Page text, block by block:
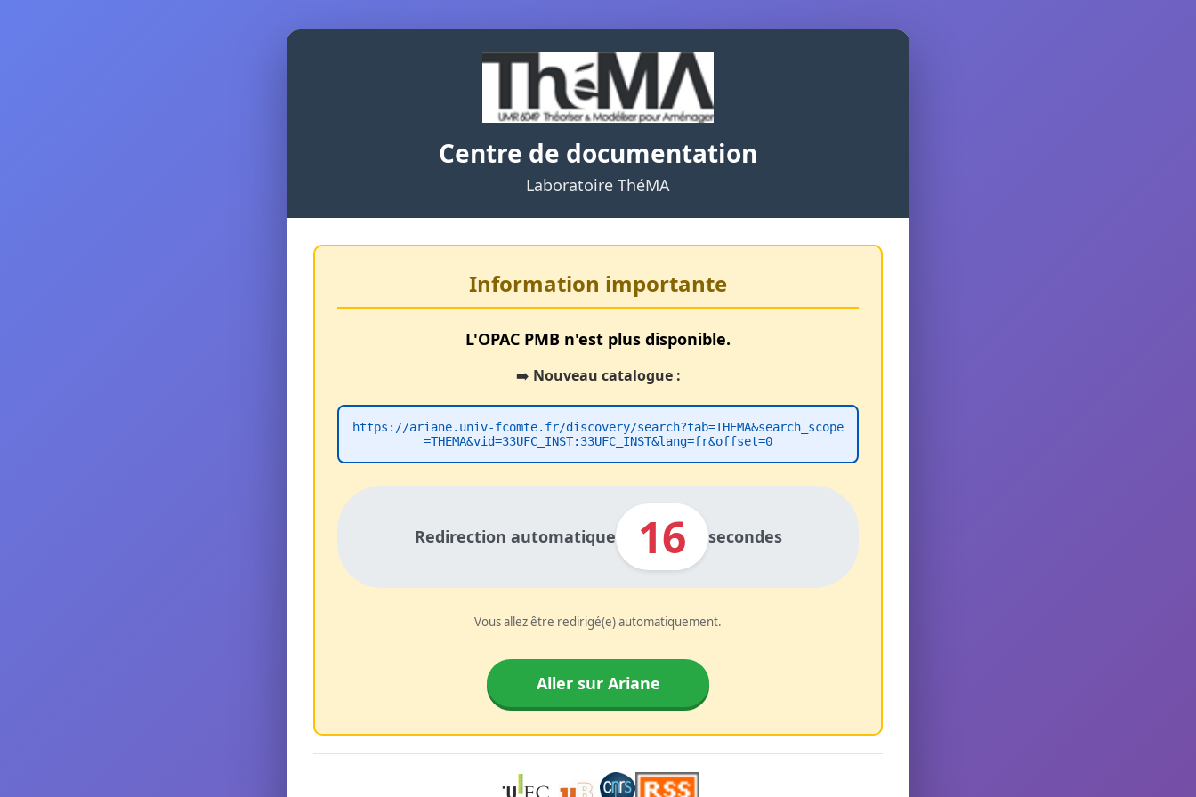
Centre de documentation
Laboratoire ThéMA
Information importante
L'OPAC PMB n'est plus disponible.
➡️ Nouveau catalogue :
https://ariane.univ-fcomte.fr/discovery/search?tab=THEMA&search_scope
=THEMA&vid=33UFC_INST:33UFC_INST&lang=fr&offset=0
Redirection automatique 16 secondes
Vous allez être redirigé(e) automatiquement.
Aller sur Ariane